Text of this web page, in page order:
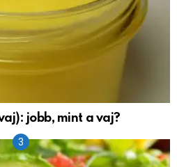
jobb, mint a vaj?